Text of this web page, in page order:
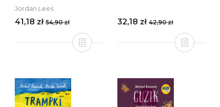
Jordan Lees
41,18 zł 54,90 zł 32,18 zł 42,90 zł